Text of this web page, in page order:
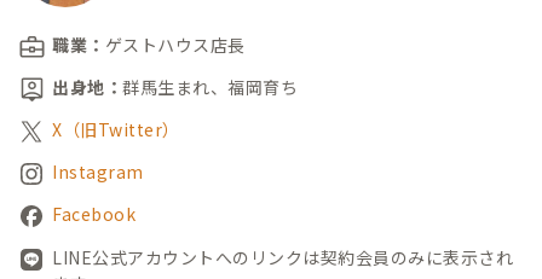
職業： ゲストハウス店長
出身地： 群馬生まれ、福岡育ち
X（旧Twitter）
Instagram
Facebook
LINE公式アカウントへのリンクは契約会員のみに表示され